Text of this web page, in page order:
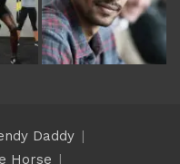
Daddy
Horse